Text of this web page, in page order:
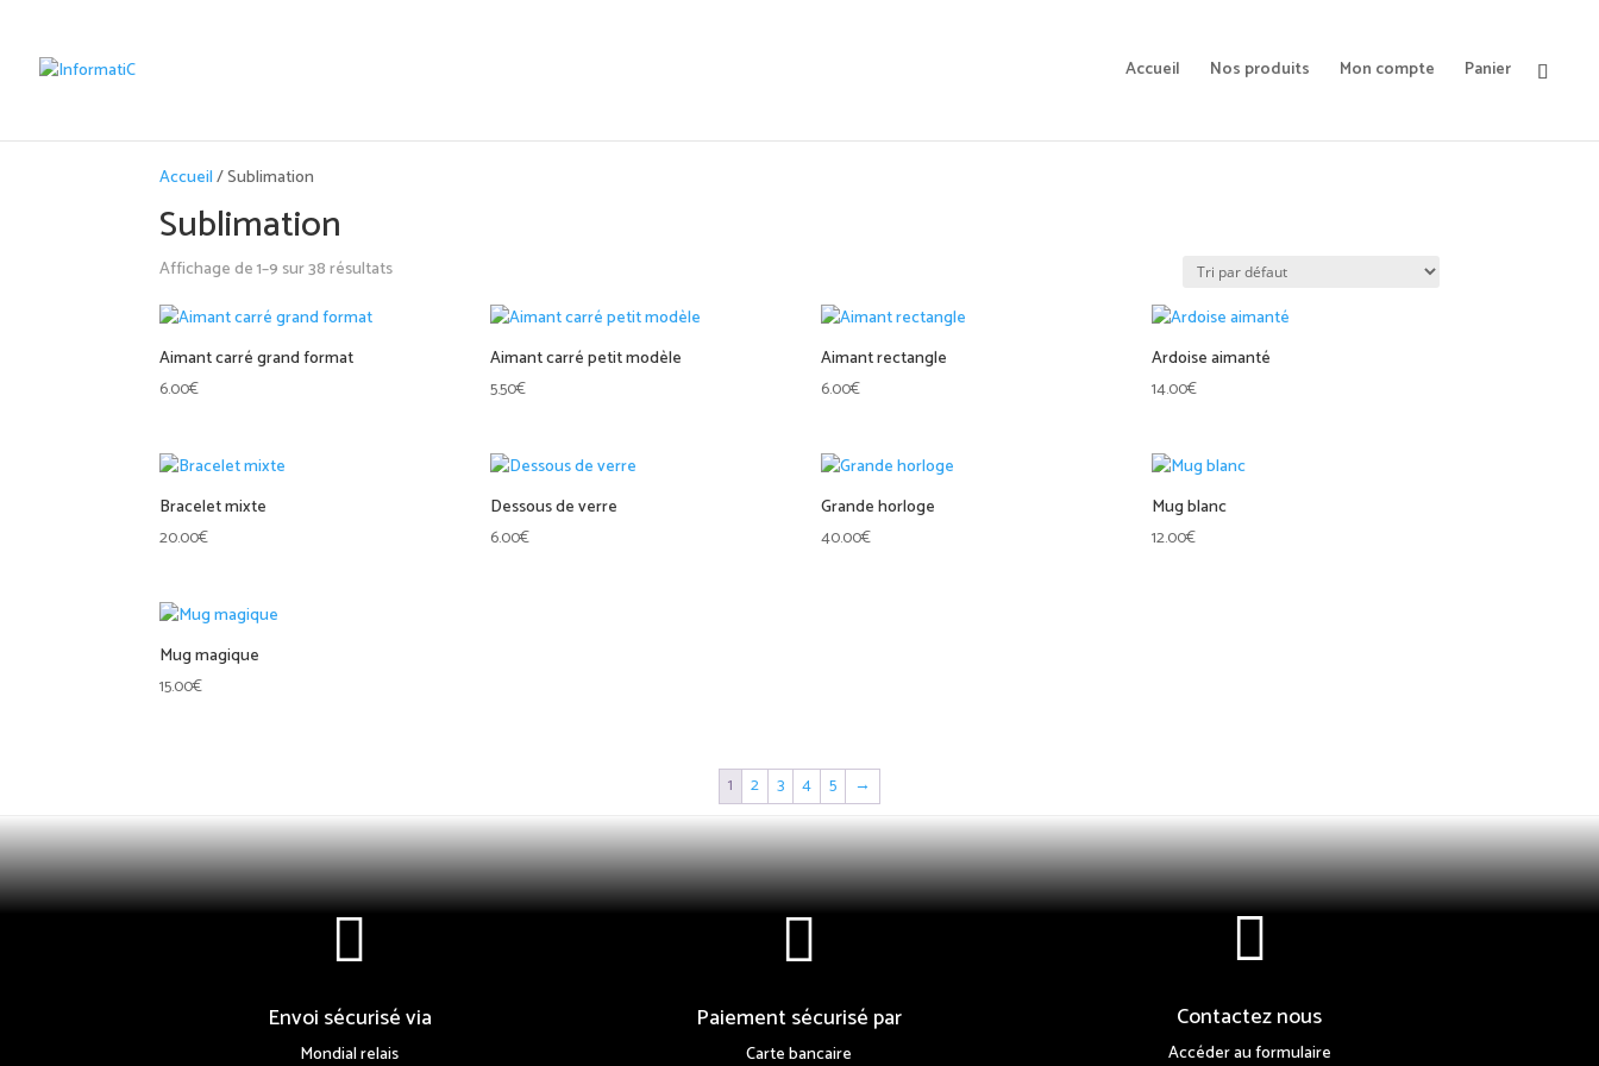
Accueil Nos produits Mon compte Panier
Accueil/ Sublimation
Sublimation
Affichage de 1–9 sur 38 résultats
Aimant carré grand format
6.00€
Aimant carré petit modèle
5.50€
Aimant rectangle
6.00€
Ardoise aimanté
14.00€
Bracelet mixte
20.00€
Dessous de verre
6.00€
Grande horloge
40.00€
Mug blanc
12.00€
Mug magique
15.00€
1 2 3 4 5 →

Envoi sécurisé via
Mondial relais

Paiement sécurisé par
Carte bancaire

Contactez nous
Accéder au formulaire